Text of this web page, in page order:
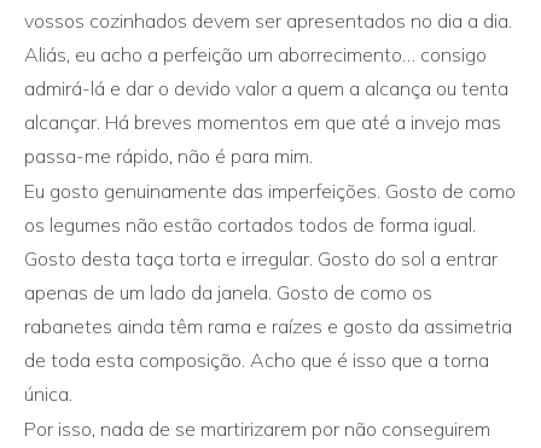
vossos cozinhados devem ser apresentados no dia a dia.
Aliás, eu acho a perfeição um aborrecimento… consigo
admirá-lá e dar o devido valor a quem a alcança ou tenta
alcançar. Há breves momentos em que até a invejo mas
passa-me rápido, não é para mim.
Eu gosto genuinamente das imperfeições. Gosto de como
os legumes não estão cortados todos de forma igual.
Gosto desta taça torta e irregular. Gosto do sol a entrar
apenas de um lado da janela. Gosto de como os
rabanetes ainda têm rama e raízes e gosto da assimetria
de toda esta composição. Acho que é isso que a torna
única.
Por isso, nada de se martirizarem por não conseguirem